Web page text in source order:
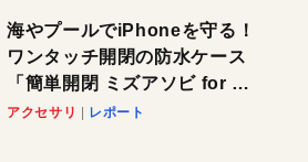
海やプールでiPhoneを守る！
ワンタッチ開閉の防水ケース
「簡単開閉 ミズアソビ for ス
マホ」で夏のレジャーを満喫
アクセサリ レポート